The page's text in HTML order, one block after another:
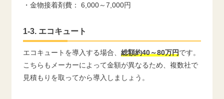
・金物接着剤費： 6,000～7,000円
1-3. エコキュート
エコキュートを導入する場合、 総額約40～80万円です。
こちらもメーカーによって金額が異なるため、複数社で
見積もりを取ってから導入しましょう。